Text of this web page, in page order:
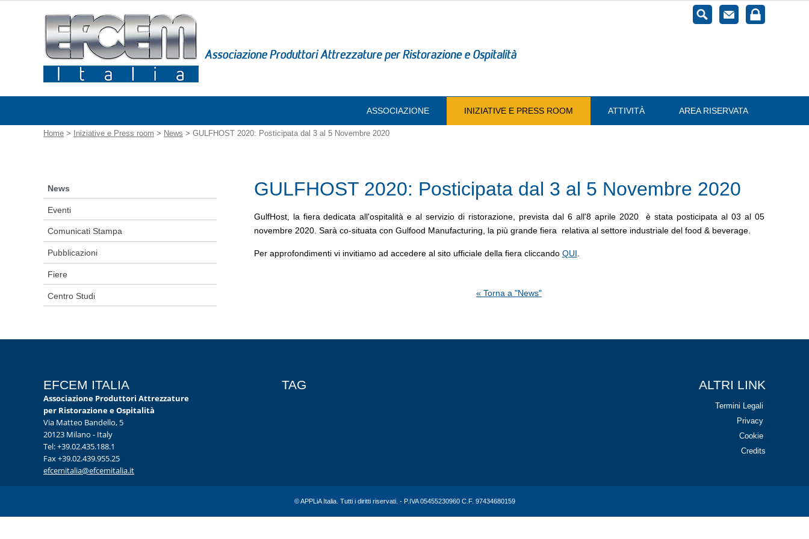
ASSOCIAZIONE INIZIATIVE E PRESS ROOM ATTIVITÀ AREA RISERVATA
Home > Iniziative e Press room > News > GULFHOST 2020: Posticipata dal 3 al 5 Novembre 2020
News
Eventi
Comunicati Stampa
Pubblicazioni
Fiere
Centro Studi
GULFHOST 2020: Posticipata dal 3 al 5 Novembre 2020
GulfHost, la fiera dedicata all'ospitalità e al servizio di ristorazione, prevista dal 6 all'8 aprile 2020 è stata posticipata al 03 al 05
novembre 2020. Sarà co-situata con Gulfood Manufacturing, la più grande fiera relativa al settore industriale del food & beverage.
Per approfondimenti vi invitiamo ad accedere al sito ufficiale della fiera cliccando QUI
« Torna a "News"
ALTRI LINK
Termini Legali
Privacy
Cookie
Credits
EFCEM ITALIA
Associazione Produttori Attrezzature
per Ristorazione e Ospitalità
Via Matteo Bandello, 5
20123 Milano - Italy
Tel: +39.02.435.188.1
Fax +39.02.439.955.25
efcemitalia@efcemitalia.it
TAG
© APPLiA Italia. Tutti i diritti riservati. - P.IVA 05455230960 C.F. 97434680159